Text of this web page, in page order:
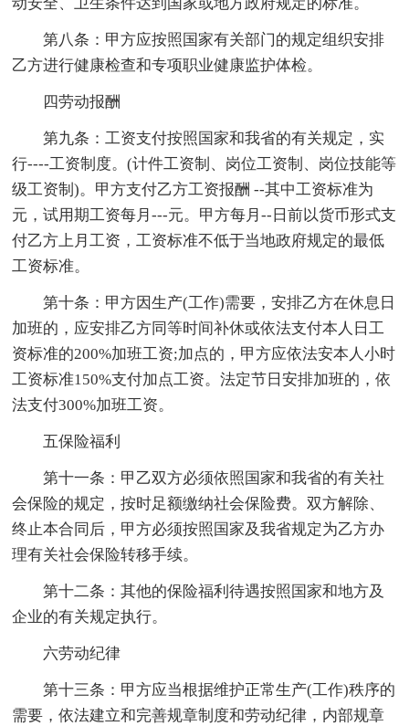
动安全、卫生条件达到国家或地方政府规定的标准。
第八条：甲方应按照国家有关部门的规定组织安排
乙方进行健康检查和专项职业健康监护体检。
四劳动报酬
第九条：工资支付按照国家和我省的有关规定，实
行----工资制度。(计件工资制、岗位工资制、岗位技能等
级工资制)。甲方支付乙方工资报酬 --其中工资标准为
元，试用期工资每月---元。甲方每月--日前以货币形式支
付乙方上月工资，工资标准不低于当地政府规定的最低
工资标准。
第十条：甲方因生产(工作)需要，安排乙方在休息日
加班的，应安排乙方同等时间补休或依法支付本人日工
资标准的200%加班工资;加点的，甲方应依法安本人小时
工资标准150%支付加点工资。法定节日安排加班的，依
法支付300%加班工资。
五保险福利
第十一条：甲乙双方必须依照国家和我省的有关社
会保险的规定，按时足额缴纳社会保险费。双方解除、
终止本合同后，甲方必须按照国家及我省规定为乙方办
理有关社会保险转移手续。
第十二条：其他的保险福利待遇按照国家和地方及
企业的有关规定执行。
六劳动纪律
第十三条：甲方应当根据维护正常生产(工作)秩序的
需要，依法建立和完善规章制度和劳动纪律，内部规章